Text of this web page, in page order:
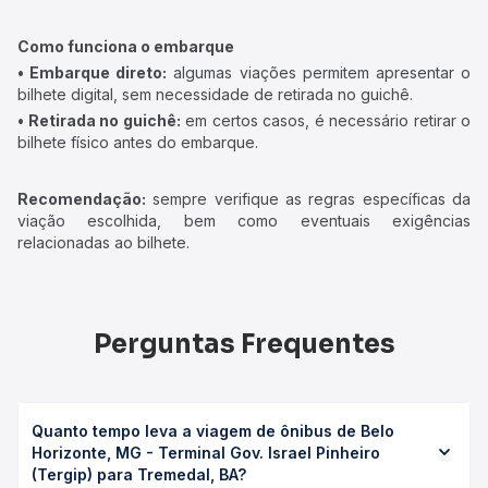
Como funciona o embarque
• Embarque direto: algumas viações permitem apresentar o
bilhete digital, sem necessidade de retirada no guichê.
• Retirada no guichê: em certos casos, é necessário retirar o
bilhete físico antes do embarque.
Recomendação: sempre verifique as regras específicas da
viação escolhida, bem como eventuais exigências
relacionadas ao bilhete.
Perguntas Frequentes
Quanto tempo leva a viagem de ônibus de Belo
Horizonte, MG - Terminal Gov. Israel Pinheiro
(Tergip) para Tremedal, BA?